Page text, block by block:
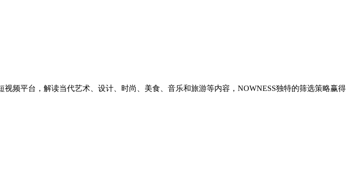
频平台，解读当代艺术、设计、时尚、美食、音乐和旅游等内容，NOWNESS独特的筛选策略赢得